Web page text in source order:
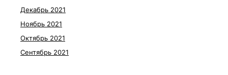
Декабрь 2021
Ноябрь 2021
Октябрь 2021
Сентябрь 2021